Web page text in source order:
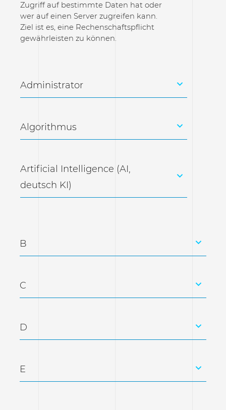
Zugriff auf bestimmte Daten hat oder
wer auf einen Server zugreifen kann.
Ziel ist es, eine Rechenschaftspflicht
gewährleisten zu können.
Administrator
Algorithmus
Artificial Intelligence (AI,
deutsch KI)
B
C
D
E